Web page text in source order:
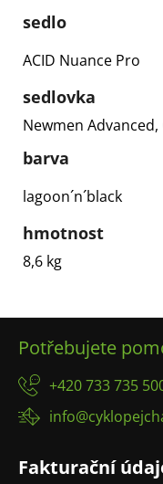
sedlo
ACID Nuance Pro
sedlovka
Newmen
barva
lagoon´n´black
hmotnost
8,6 kg
Potřebujete
+420 733 735
Fakturační